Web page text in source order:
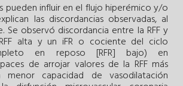
pueden influir en el flujo hiperémico y/o
las discordancias observadas, al
Se observó discordancia entre la RFF y
alta y un iFR o cociente del ciclo
en reposo [RFR] bajo) en
de arrojar valores de la RFF más
capacidad de vasodilatación